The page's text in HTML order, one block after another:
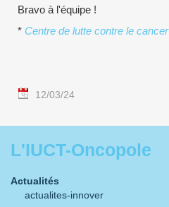
Bravo à l'équipe !
* Centre de lutte contre le cancer
12/03/24
L'IUCT-Oncopole
Actualités
actualites-innover